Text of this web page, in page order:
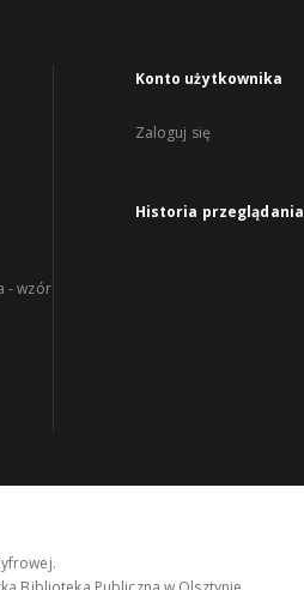
- wzór
Konto użytkownika
Zaloguj się
Historia przeglądania